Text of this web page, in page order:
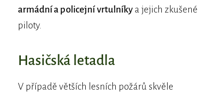
armádní a policejní vrtulníky a jejich zkušené
piloty.
Hasičská letadla
V případě větších lesních požárů skvěle